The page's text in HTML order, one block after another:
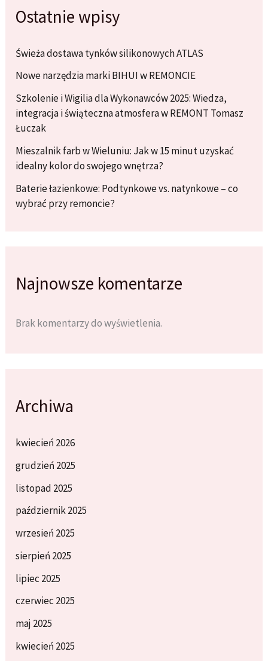
Ostatnie wpisy
Świeża dostawa tynków silikonowych ATLAS
Nowe narzędzia marki BIHUI w REMONCIE
Szkolenie i Wigilia dla Wykonawców 2025: Wiedza,
integracja i świąteczna atmosfera w REMONT Tomasz
Łuczak
Mieszalnik farb w Wieluniu: Jak w 15 minut uzyskać
idealny kolor do swojego wnętrza?
Baterie łazienkowe: Podtynkowe vs. natynkowe – co
wybrać przy remoncie?
Najnowsze komentarze
Brak komentarzy do wyświetlenia.
Archiwa
kwiecień 2026
grudzień 2025
listopad 2025
październik 2025
wrzesień 2025
sierpień 2025
lipiec 2025
czerwiec 2025
maj 2025
kwiecień 2025